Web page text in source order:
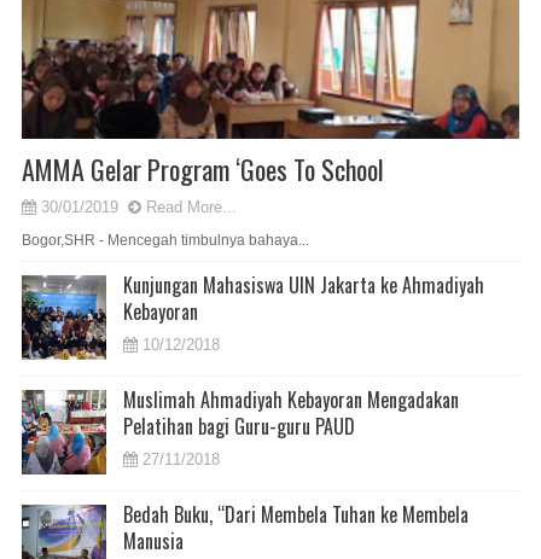
AMMA Gelar Program ‘Goes To School
30/01/2019 Read More...
Bogor,SHR - Mencegah timbulnya bahaya...
Kunjungan Mahasiswa UIN Jakarta ke Ahmadiyah
Kebayoran
10/12/2018
Muslimah Ahmadiyah Kebayoran Mengadakan
Pelatihan bagi Guru-guru PAUD
27/11/2018
Bedah Buku, “Dari Membela Tuhan ke Membela
Manusia